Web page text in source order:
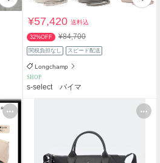
¥57,420送料込
32%OFF ¥84,700
関税負担なし スピード配送
Longchamp
SHOP
s-select バイマ